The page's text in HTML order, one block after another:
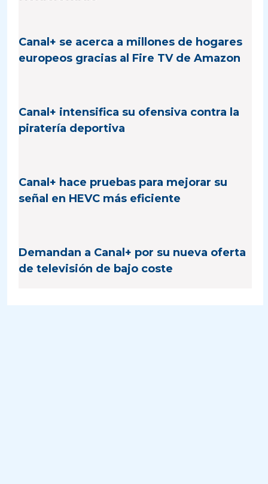
Canal+ se acerca a millones de hogares
europeos gracias al Fire TV de Amazon
Canal+ intensifica su ofensiva contra la
piratería deportiva
Canal+ hace pruebas para mejorar su
señal en HEVC más eficiente
Demandan a Canal+ por su nueva oferta
de televisión de bajo coste